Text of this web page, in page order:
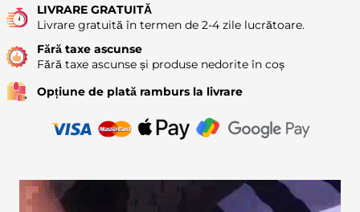
LIVRARE GRATUITĂ
Livrare gratuită în termen de 2-4 zile lucrătoare.
Fără taxe ascunse
Fără taxe ascunse și produse nedorite în coș
Opțiune de plată ramburs la livrare